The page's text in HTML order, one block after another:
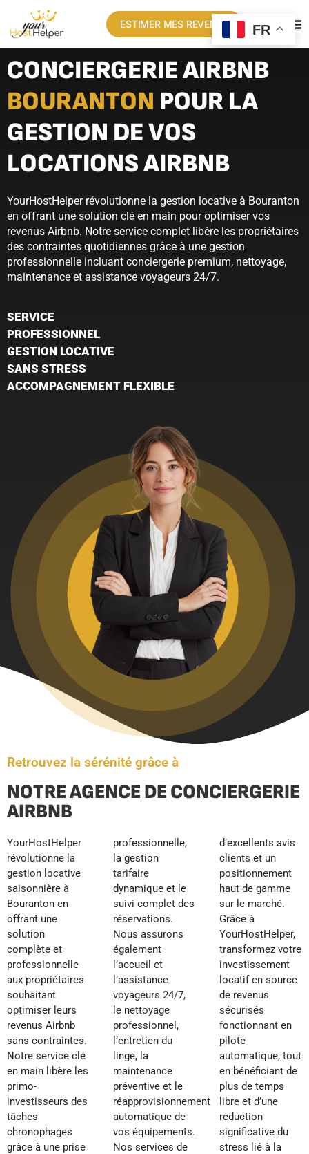
ESTIMER MES REVENUS
CONCIERGERIE AIRBNB
BOURANTON POUR LA
GESTION DE VOS
LOCATIONS AIRBNB
YourHostHelper révolutionne la gestion locative à Bouranton
en offrant une solution clé en main pour optimiser vos
revenus Airbnb. Notre service complet libère les propriétaires
des contraintes quotidiennes grâce à une gestion
professionnelle incluant conciergerie premium, nettoyage,
maintenance et assistance voyageurs 24/7.
SERVICE
PROFESSIONNEL
GESTION LOCATIVE
SANS STRESS
ACCOMPAGNEMENT FLEXIBLE
Retrouvez la sérénité grâce à
NOTRE AGENCE DE CONCIERGERIE
AIRBNB
YourHostHelper
révolutionne la
gestion locative
saisonnière à
Bouranton en
offrant une
solution
complète et
professionnelle
aux propriétaires
souhaitant
optimiser leurs
revenus Airbnb
sans contraintes.
Notre service clé
en main libère les
primo-
investisseurs des
tâches
chronophages
grâce à une prise
professionnelle,
la gestion
tarifaire
dynamique et le
suivi complet des
réservations.
Nous assurons
également
l’accueil et
l’assistance
voyageurs 24/7,
le nettoyage
professionnel,
l’entretien du
linge, la
maintenance
préventive et le
réapprovisionnement
automatique de
vos équipements.
Nos services de
d’excellents avis
clients et un
positionnement
haut de gamme
sur le marché.
Grâce à
YourHostHelper,
transformez votre
investissement
locatif en source
de revenus
sécurisés
fonctionnant en
pilote
automatique, tout
en bénéficiant de
plus de temps
libre et d’une
réduction
significative du
stress lié à la
FR